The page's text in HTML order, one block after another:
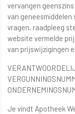
vervangen
van
vragen, raadpleeg
website vermelde
van prijswijzigingen
Je vindt Apotheek